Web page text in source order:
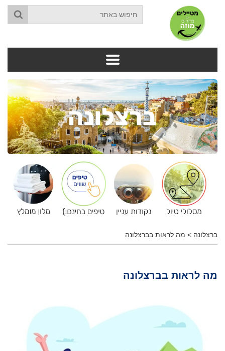
ברצלונה > מה לראות בברצלונה
מה לראות בברצלונה